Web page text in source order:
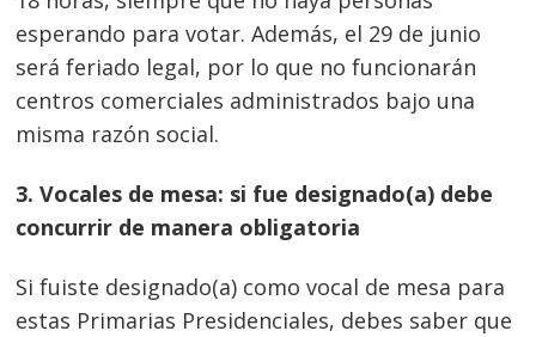
esperando para votar. Además, el 29 de junio
será feriado legal, por lo que no funcionarán
centros comerciales administrados bajo una
misma razón social.
3. Vocales de mesa: si fue designado(a) debe
concurrir de manera obligatoria
Si fuiste designado(a) como vocal de mesa para
estas Primarias Presidenciales, debes saber que